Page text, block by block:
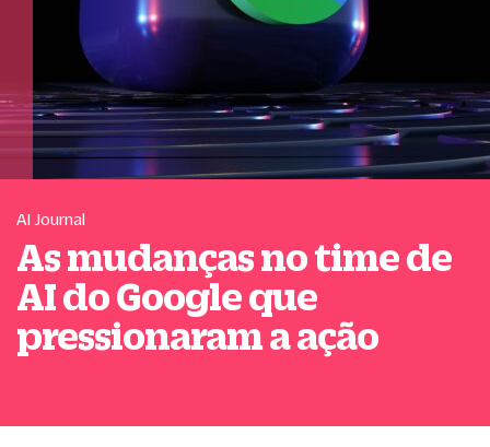
AI Journal
As mudanças no time de
AI do Google que
pressionaram a ação